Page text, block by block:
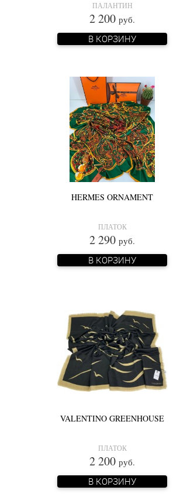
ПАЛАНТИН
2 200 руб.
В КОРЗИНУ
HERMES ORNAMENT
ПЛАТОК
2 290 руб.
В КОРЗИНУ
VALENTINO GREENHOUSE
ПЛАТОК
2 200 руб.
В КОРЗИНУ